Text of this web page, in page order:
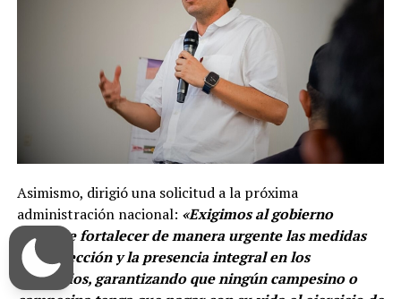
Asimismo, dirigió una solicitud a la próxima
administración nacional: «Exigimos al gobierno
entrante fortalecer de manera urgente las medidas
de protección y la presencia integral en los
territorios, garantizando que ningún campesino o